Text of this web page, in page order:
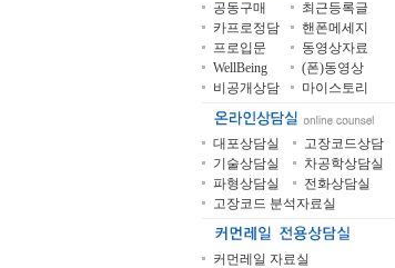
공동구매
최근등록글
카프로정담
핸폰메세지
프로입문
동영상자료
WellBeing
(폰)동영상
비공개상담
마이스토리
대포상담실
고장코드상담
기술상담실
차공학상담실
파형상담실
전화상담실
고장코드 분석자료실
커먼레일 자료실